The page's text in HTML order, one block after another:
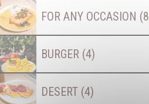
FOR ANY OCCASION
BURGER (4)
DESERT (4)